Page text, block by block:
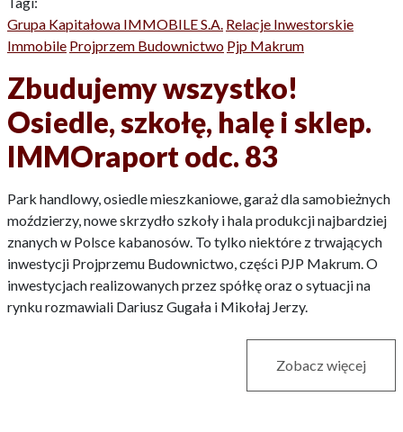
Grupa Kapitałowa IMMOBILE S.A. Relacje Inwestorskie
Immobile Projprzem Budownictwo Pjp Makrum
Zbudujemy wszystko!
Osiedle, szkołę, halę i sklep.
IMMOraport odc. 83
Park handlowy, osiedle mieszkaniowe, garaż dla samobieżnych
moździerzy, nowe skrzydło szkoły i hala produkcji najbardziej
znanych w Polsce kabanosów. To tylko niektóre z trwających
inwestycji Projprzemu Budownictwo, części PJP Makrum. O
inwestycjach realizowanych przez spółkę oraz o sytuacji na
rynku rozmawiali Dariusz Gugała i Mikołaj Jerzy.
Zobacz więcej